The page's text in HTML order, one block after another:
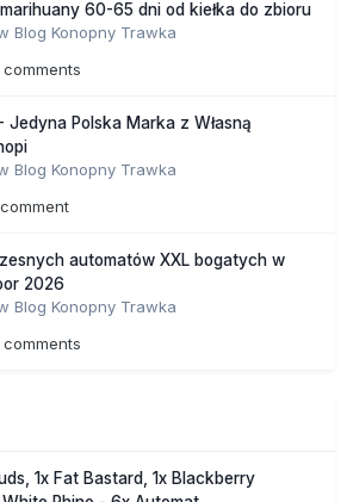
60-65 dni od kiełka do zbioru
Blog Konopny Trawka
comments
Jedyna Polska Marka z Własną
Blog Konopny Trawka
automatów XXL bogatych w
2026
Blog Konopny Trawka
comments
1x Fat Bastard, 1x Blackberry